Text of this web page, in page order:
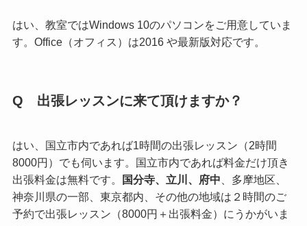
はい、教室ではWindows 10のパソコンをご用意していま
す。Office（オフィス）は2016 や最新版対応です。
Q 出張レッスンに来て頂けますか？
はい、国立市内であれば1時間の出張レッスン（2時間
8000円）でも伺います。国立市内であれば料金だけ頂き
出張料金は無料です。
国分寺、立川、府中 、多摩地区、
神奈川県の一部、東京都内、その他の地域は２時間のご
予約で出張レッスン（8000円＋出張料金）にうかがいま